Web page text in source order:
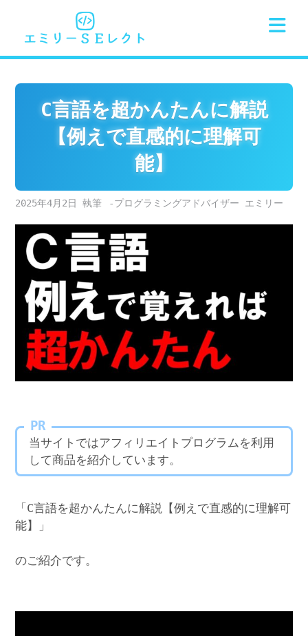
content
C言語を超かんたんに解説
【例えで直感的に理解可
能】
2025年4月2日 -プログラミングアドバイザー エミリー
PR
当サイトではアフィリエイトプログラムを利用
して商品を紹介しています。
「C言語を超かんたんに解説【例えで直感的に理解可
能】」
のご紹介です。